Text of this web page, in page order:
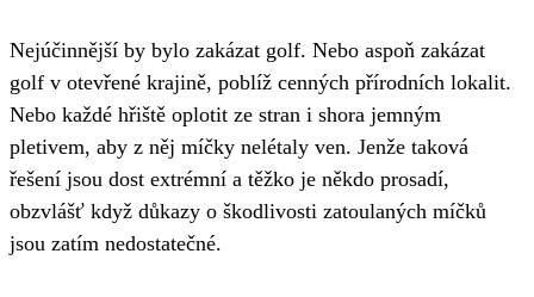
Nejúčinnější by bylo zakázat golf. Nebo aspoň zakázat
golf v otevřené krajině, poblíž cenných přírodních lokalit.
Nebo každé hřiště oplotit ze stran i shora jemným
pletivem, aby z něj míčky nelétaly ven. Jenže taková
řešení jsou dost extrémní a těžko je někdo prosadí,
obzvlášť když důkazy o škodlivosti zatoulaných míčků
jsou zatím nedostatečné.